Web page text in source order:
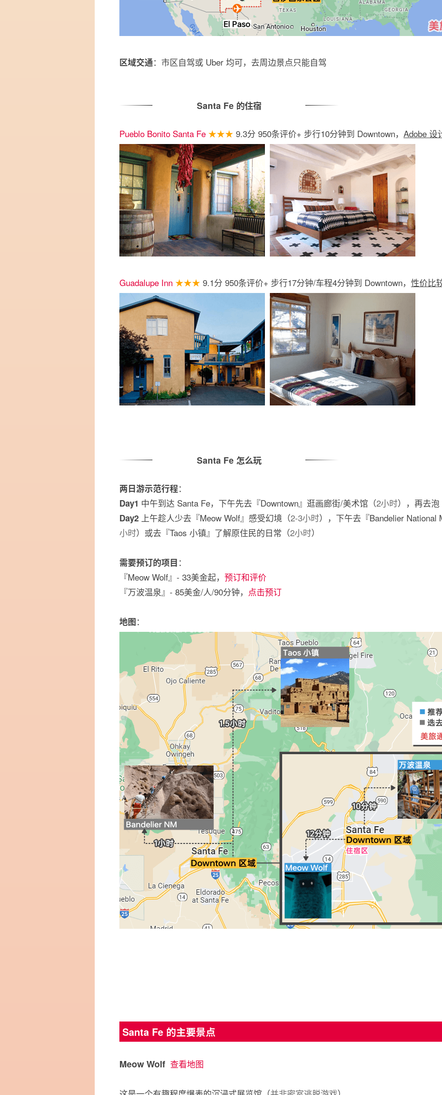
区域交通：市区自驾或 Uber 均可，去周边景点只能自驾
Santa Fe 的住宿
Pueblo Bonito Santa Fe ★★★ 9.3分 950条评价+ 步行10分钟到 Downtown， Adobe 设
Guadalupe Inn ★★★ 9.1分 950条评价+ 步行17分钟/车程4分钟到 Downtown， 性价比
Santa Fe 怎么玩
两日游示范行程：
Day1 中午到达 Santa Fe，下午先去『Downtown』逛画廊街/美术馆（2小时），再去
Day2 上午趁人少去『Meow Wolf』感受幻境（2-3小时），下午去『Bandelier National
小时）或去『Taos 小镇』了解原住民的日常（2小时）
需要预订的项目 ：
『Meow Wolf』- 33美金起， 预订和评价
『万波温泉』- 85美金/人/90分钟， 点击预订
地图：
Santa Fe 的主要景点
Meow Wolf 查看地图